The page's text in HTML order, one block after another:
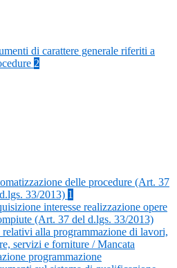
di carattere generale riferiti a
2
delle procedure (Art. 37
33/2013) 1
interesse realizzazione opere
(Art. 37 del d.lgs. 33/2013)
alla programmazione di lavori,
servizi e forniture / Mancata
programmazione